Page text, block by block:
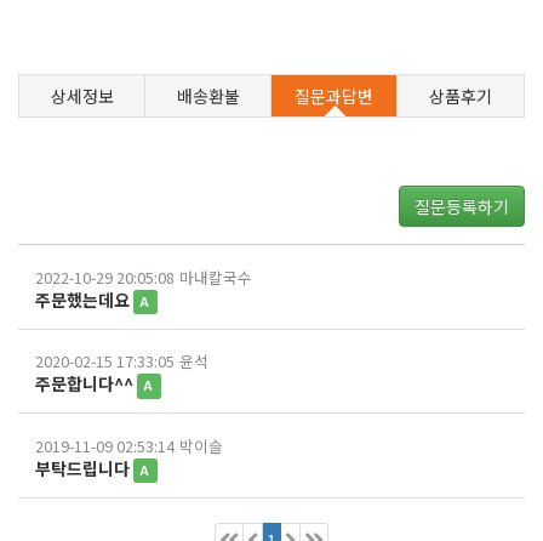
상세정보 배송환불 질문과답변 상품후기
질문등록하기
2022-10-29 20:05:08 마내칼국수
주문했는데요 A
2020-02-15 17:33:05 윤석
주문합니다^^ A
2019-11-09 02:53:14 박이슬
부탁드립니다 A